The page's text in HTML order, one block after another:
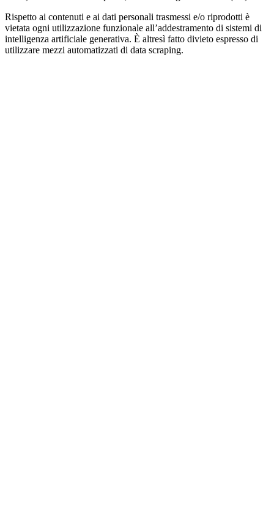
Rispetto ai contenuti e ai dati personali trasmessi e/o riprodotti è
vietata ogni utilizzazione funzionale all’addestramento di sistemi di
intelligenza artificiale generativa. È altresì fatto divieto espresso di
utilizzare mezzi automatizzati di data scraping.